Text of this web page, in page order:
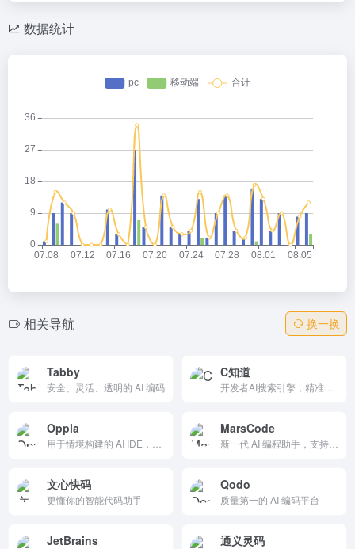
数据统计
相关导航 换一换
Tabby
安全、灵活、透明的 AI 编码
C知道
Oppla MarsCode
文心快码
更懂你的智能代码助手
Qodo
质量第一的 AI 编码平台
JetBrains 通义灵码